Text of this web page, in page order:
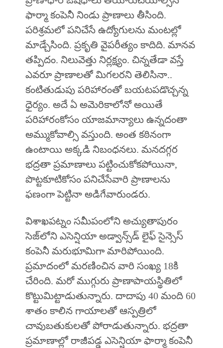
ఫార్మా కంపెనీ నిండు ప్రాణాలు తీసింది.
పరిశ్రమలో పనిచేసే ఉద్యోగులను మంటల్లో
మాడ్చేసింది. ప్రకృతి వైపరీత్యం కాదిది. మానవ
తప్పిదం. నిలువెత్తు నిర్లక్ష్యం. చిన్నతేడా వస్తే
ఎవరూ ప్రాణాలతో మిగలరని తెలిసినా..
కంటితుడుపు పరిహారంతో బయటపడొచ్చన్న
ధైర్యం. అదే ఏ అమెరికాలోనో అయితే
పరిహారంకోసం యాజమాన్యాలు ఉన్నదంతా
అమ్ముకోవాల్సి వస్తుంది. అంత కఠినంగా
ఉంటాయి అక్కడి నిబంధనలు. మనదగ్గర
భద్రతా ప్రమాణాలు పట్టించుకోకపోయినా,
పొట్టకూటికోసం పనిచేసేవారి ప్రాణాలను
ఫణంగా పెట్టినా అడిగేవారుండరు.
విశాఖపట్నం సమీపంలోని అచ్యుతాపురం
సెజ్‌లోని ఎసెన్షియా అడ్వాన్స్‌డ్ లైఫ్ సైన్సెస్
కంపెనీ మరుభూమిగా మారిపోయింది.
ప్రమాదంలో మరణించిన వారి సంఖ్య 18కి
చేరింది. మరో ముగ్గురు ప్రాణాపాయస్థితిలో
కొట్టుమిట్టాడుతున్నారు. దాదాపు 40 మంది 60
శాతం కాలిన గాయాలతో ఆస్పత్రిలో
చావుబతుకులతో పోరాడుతున్నారు. భద్రతా
ప్రమాణాల్లో రాజీపడ్డ ఎసెన్షియా ఫార్మా కంపెనీ